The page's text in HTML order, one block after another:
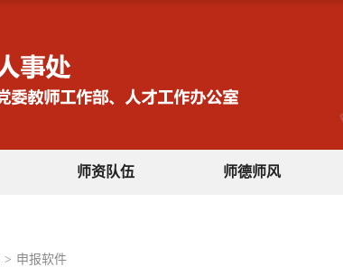
师资队伍 师德师风
> 申报软件